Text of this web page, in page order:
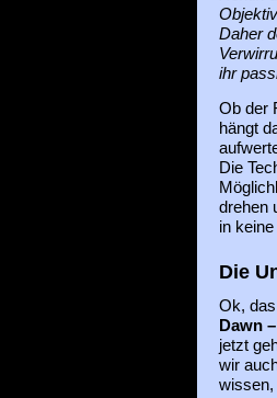
Daher
ihr
Ob der
hängt
Die
drehen
in
Die
Ok,
Dawn
jetzt
wir
wissen,